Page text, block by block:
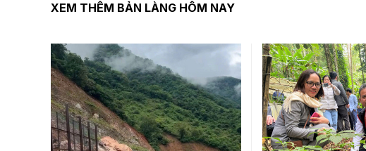
XEM THÊM BẢN LÀNG HÔM NAY